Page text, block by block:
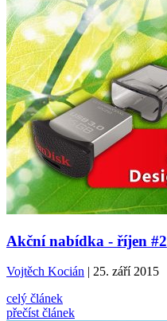
Akční nabídka - říjen #2
Vojtěch Kocián | 25. září 2015
celý článek
přečíst článek